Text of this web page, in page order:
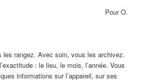
Pour O.
les rangez. Avec soin, vous les archivez.
: le lieu, le mois, l’année. Vous
informations sur l’appareil, sur ses